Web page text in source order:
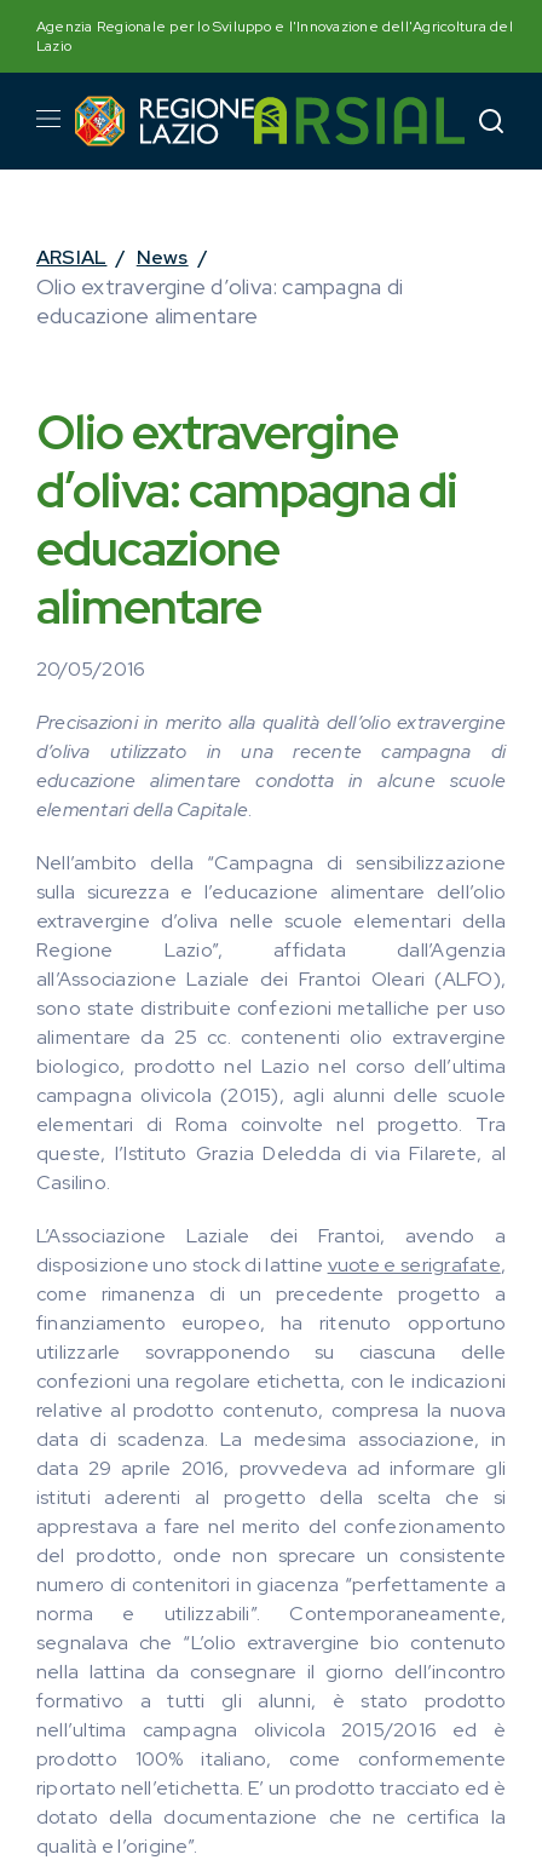
content
Agenzia Regionale per lo Sviluppo e l'Innovazione dell'Agricoltura del
Lazio
ARSIAL / News /
Olio extravergine d’oliva: campagna di
educazione alimentare
Olio extravergine
d’oliva: campagna di
educazione
alimentare
20/05/2016
Precisazioni in merito alla qualità dell’olio extravergine
d’oliva utilizzato in una recente campagna di
educazione alimentare condotta in alcune scuole
elementari della Capitale.
Nell’ambito della “Campagna di sensibilizzazione
sulla sicurezza e l’educazione alimentare dell’olio
extravergine d’oliva nelle scuole elementari della
Regione Lazio”, affidata dall’Agenzia
all’Associazione Laziale dei Frantoi Oleari (ALFO),
sono state distribuite confezioni metalliche per uso
alimentare da 25 cc. contenenti olio extravergine
biologico, prodotto nel Lazio nel corso dell’ultima
campagna olivicola (2015), agli alunni delle scuole
elementari di Roma coinvolte nel progetto. Tra
queste, l’Istituto Grazia Deledda di via Filarete, al
Casilino.
L’Associazione Laziale dei Frantoi, avendo a
disposizione uno stock di lattine vuote e serigrafate,
come rimanenza di un precedente progetto a
finanziamento europeo, ha ritenuto opportuno
utilizzarle sovrapponendo su ciascuna delle
confezioni una regolare etichetta, con le indicazioni
relative al prodotto contenuto, compresa la nuova
data di scadenza. La medesima associazione, in
data 29 aprile 2016, provvedeva ad informare gli
istituti aderenti al progetto della scelta che si
apprestava a fare nel merito del confezionamento
del prodotto, onde non sprecare un consistente
numero di contenitori in giacenza “perfettamente a
norma e utilizzabili”. Contemporaneamente,
segnalava che “L’olio extravergine bio contenuto
nella lattina da consegnare il giorno dell’incontro
formativo a tutti gli alunni, è stato prodotto
nell’ultima campagna olivicola 2015/2016 ed è
prodotto 100% italiano, come conformemente
riportato nell’etichetta. E’ un prodotto tracciato ed è
dotato della documentazione che ne certifica la
qualità e l’origine”.